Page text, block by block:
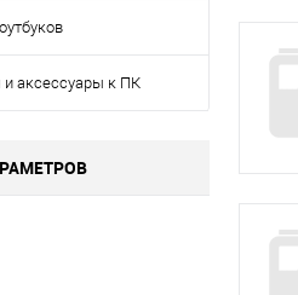
товары
изделия
аксессуары к ПК